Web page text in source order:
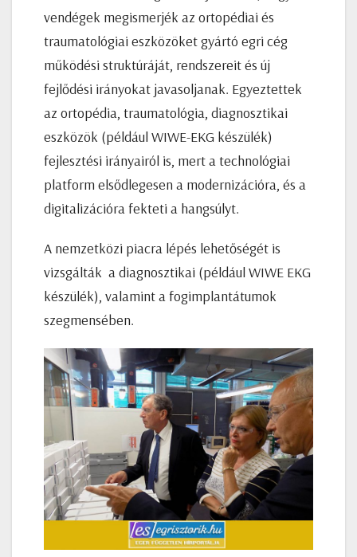
vendégek megismerjék az ortopédiai és
traumatológiai eszközöket gyártó egri cég
működési struktúráját, rendszereit és új
fejlődési irányokat javasoljanak. Egyeztettek
az ortopédia, traumatológia, diagnosztikai
eszközök (például WIWE-EKG készülék)
fejlesztési irányairól is, mert a technológiai
platform elsődlegesen a modernizációra, és a
digitalizációra fekteti a hangsúlyt.
A nemzetközi piacra lépés lehetőségét is
vizsgálták a diagnosztikai (például WIWE EKG
készülék), valamint a fogimplantátumok
szegmensében.